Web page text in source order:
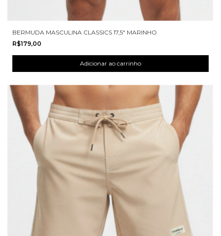
BERMUDA MASCULINA CLASSICS 17,5" MARINHO
R$179,00